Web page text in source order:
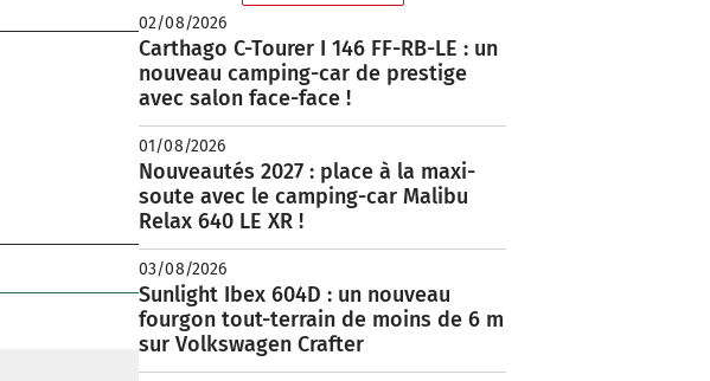
02/08/2026
Carthago C-Tourer I 146 FF-RB-LE : un
nouveau camping-car de prestige
avec salon face-face !
01/08/2026
Nouveautés 2027 : place à la maxi-
soute avec le camping-car Malibu
Relax 640 LE XR !
03/08/2026
Sunlight Ibex 604D : un nouveau
fourgon tout-terrain de moins de 6 m
sur Volkswagen Crafter